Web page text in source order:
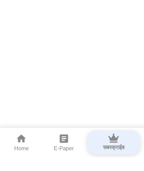
Home E-Paper सबस्क्राईब